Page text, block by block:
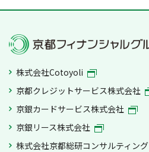
株式会社Cotoyoli
京都クレジットサービス株式会社
京銀カードサービス株式会社
京銀リース株式会社
株式会社京都総研コンサルティング